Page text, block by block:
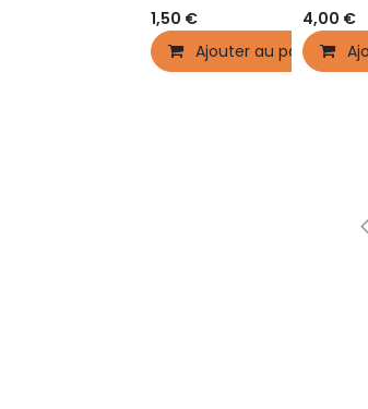
1,50 €
Ajouter au panier
4,00 €